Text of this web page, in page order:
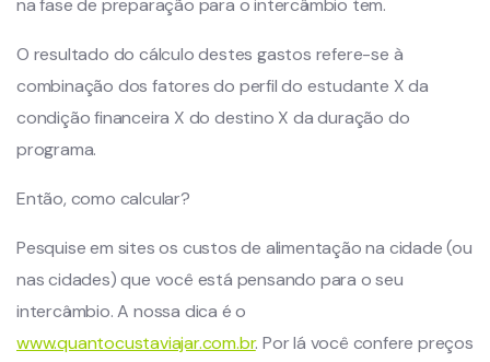
na fase de preparação para o intercâmbio tem.
O resultado do cálculo destes gastos refere-se à
combinação dos fatores do perfil do estudante X da
condição financeira X do destino X da duração do
programa.
Então, como calcular?
Pesquise em sites os custos de alimentação na cidade (ou
nas cidades) que você está pensando para o seu
intercâmbio. A nossa dica é o
www.quantocustaviajar.com.br. Por lá você confere preços